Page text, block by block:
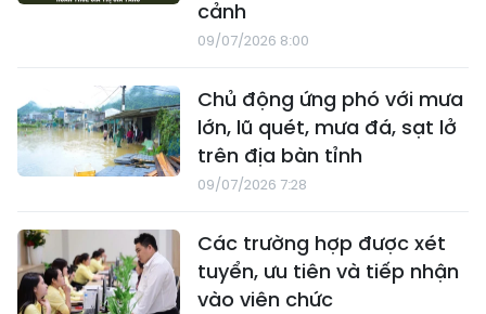
cảnh
09/07/2026 8:00
Chủ động ứng phó với mưa
lớn, lũ quét, mưa đá, sạt lở
trên địa bàn tỉnh
09/07/2026 7:28
Các trường hợp được xét
tuyển, ưu tiên và tiếp nhận
vào viên chức